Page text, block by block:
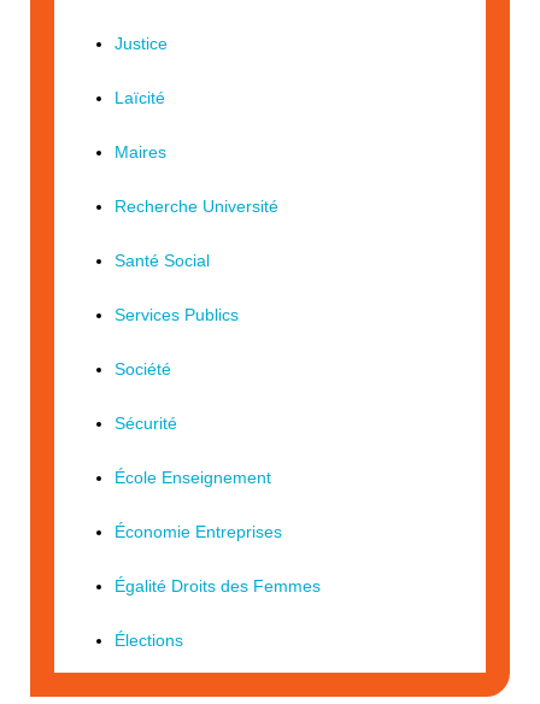
Justice
Laïcité
Maires
Recherche Université
Santé Social
Services Publics
Société
Sécurité
École Enseignement
Économie Entreprises
Égalité Droits des Femmes
Élections